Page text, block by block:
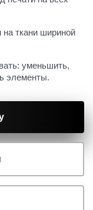
на ткани шириной
уменьшить,
элементы.